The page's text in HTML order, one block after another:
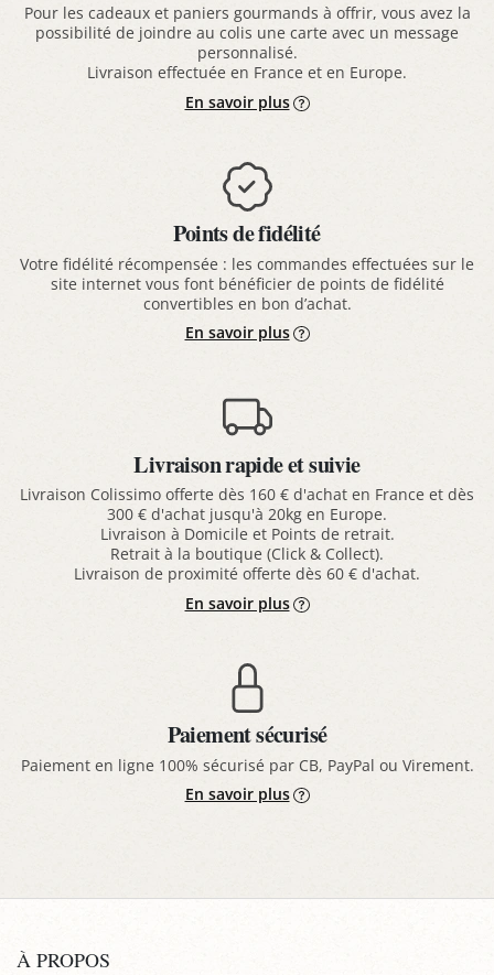
Pour les cadeaux et paniers gourmands à offrir, vous avez la
possibilité de joindre au colis une carte avec un message
personnalisé.
Livraison effectuée en France et en Europe.
En savoir plus
Points de fidélité
Votre fidélité récompensée : les commandes effectuées sur le
site internet vous font bénéficier de points de fidélité
convertibles en bon d’achat.
En savoir plus
Livraison rapide et suivie
Livraison Colissimo offerte dès 160 € d'achat en France et dès
300 € d'achat jusqu'à 20kg en Europe.
Livraison à Domicile et Points de retrait.
Retrait à la boutique (Click & Collect).
Livraison de proximité offerte dès 60 € d'achat.
En savoir plus
Paiement sécurisé
Paiement en ligne 100% sécurisé par CB, PayPal ou Virement.
En savoir plus
À PROPOS